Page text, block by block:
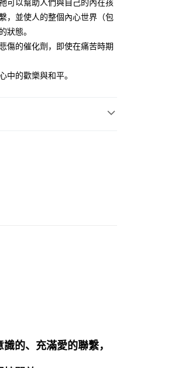
运费
运费
可以幫助人們與自己的內在孩
，並使人的整個內心世界（包
狀態。
傷的催化劑，即使在痛苦時期
中的歡樂與和平。
的、充滿愛的聯繫，